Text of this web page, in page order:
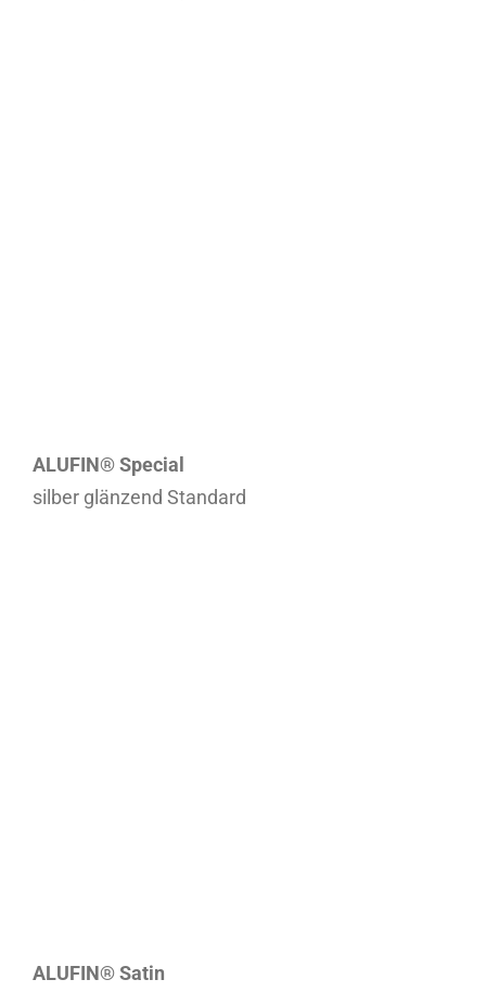
ALUFIN® Special
silber glänzend Standard
ALUFIN® Satin